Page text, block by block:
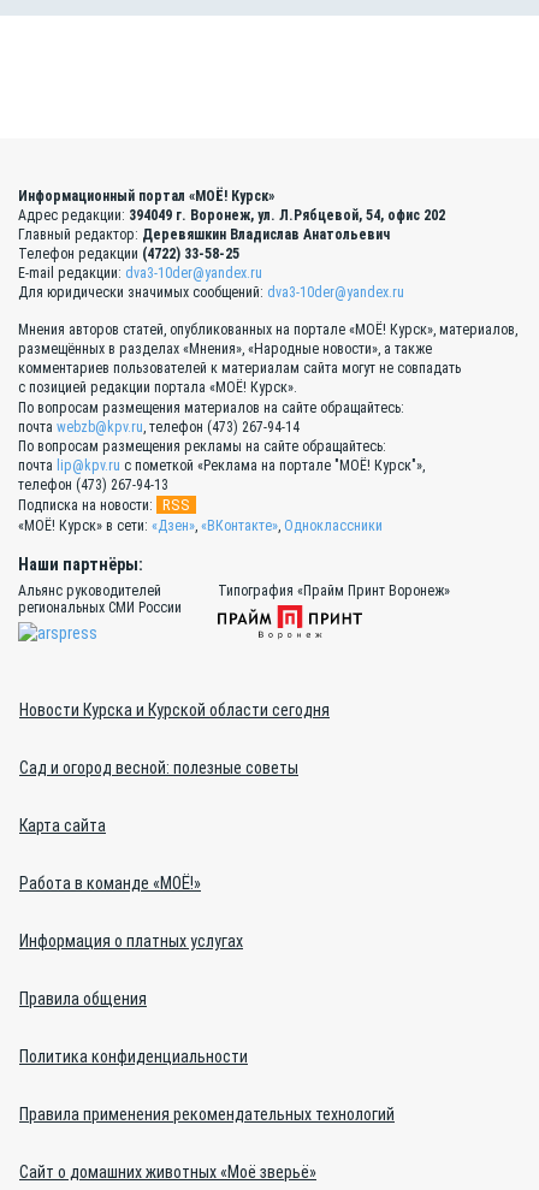
Информационный портал «МОЁ! Курск»
Адрес редакции: 394049 г. Воронеж, ул. Л.Рябцевой, 54, офис 202
Главный редактор: Деревяшкин Владислав Анатольевич
Телефон редакции (4722) 33-58-25
E-mail редакции: dva3-10der@yandex.ru
Для юридически значимых сообщений: dva3-10der@yandex.ru
Мнения авторов статей, опубликованных на портале «МОЁ! Курск», материалов,
размещённых в разделах «Мнения», «Народные новости», а также
комментариев пользователей к материалам сайта могут не совпадать
с позицией редакции портала «МОЁ! Курск».
По вопросам размещения материалов на сайте обращайтесь:
почта webzb@kpv.ru, телефон (473) 267-94-14
По вопросам размещения рекламы на сайте обращайтесь:
почта lip@kpv.ru с пометкой «Реклама на портале "МОЁ! Курск"»,
телефон (473) 267-94-13
Подписка на новости:
RSS
«МОЁ! Курск» в сети: «Дзен», «ВКонтакте», Одноклассники
Наши партнёры:
Альянс руководителей
региональных СМИ России
Типография «Прайм Принт Воронеж»
Новости Курска и Курской области сегодня
Сад и огород весной: полезные советы
Карта сайта
Работа в команде «МОЁ!»
Информация о платных услугах
Правила общения
Политика конфиденциальности
Правила применения рекомендательных технологий
Сайт о домашних животных «Моё зверьё»